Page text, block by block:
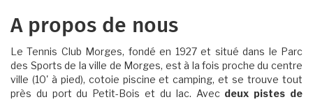
A propos de nous
Le Tennis Club Morges, fondé en 1927 et situé dans le Parc
des Sports de la ville de Morges, est à la fois proche du centre
ville (10' à pied), cotoie piscine et camping, et se trouve tout
près du port du Petit-Bois et du lac. Avec deux pistes de